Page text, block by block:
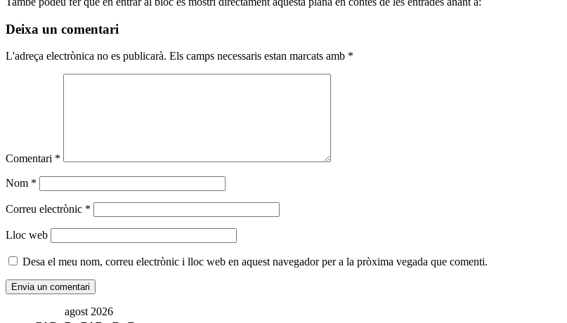
Deixa un comentari
L'adreça electrònica no es publicarà. Els camps necessaris estan marcats amb *
Comentari *
Nom *
Correu electrònic *
Lloc web
Desa el meu nom, correu electrònic i lloc web en aquest navegador per a la pròxima vegada que comenti.
agost 2026